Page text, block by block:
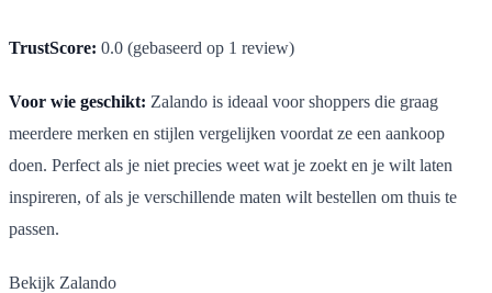
TrustScore: 0.0 (gebaseerd op 1 review)
Voor wie geschikt: Zalando is ideaal voor shoppers die graag
meerdere merken en stijlen vergelijken voordat ze een aankoop
doen. Perfect als je niet precies weet wat je zoekt en je wilt laten
inspireren, of als je verschillende maten wilt bestellen om thuis te
passen.
Bekijk Zalando